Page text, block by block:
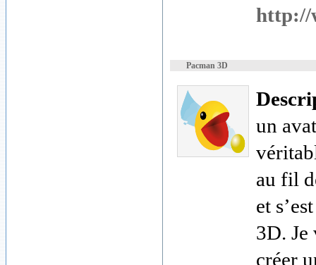
http://
Pacman 3D
un
au fil
et
3D. Je
créer